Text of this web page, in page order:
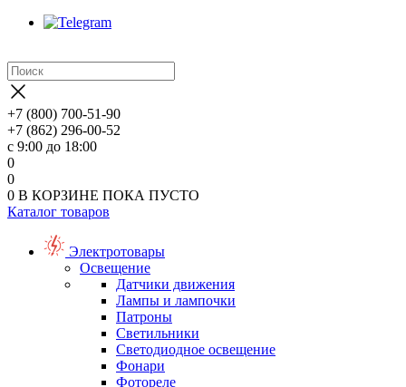
+7 (800) 700-51-90
+7 (862) 296-00-52
с 9:00 до 18:00
0
0
0 В КОРЗИНЕ ПОКА ПУСТО
Каталог товаров
Электротовары
Освещение
Датчики движения
Лампы и лампочки
Патроны
Светильники
Светодиодное освещение
Фонари
Фотореле